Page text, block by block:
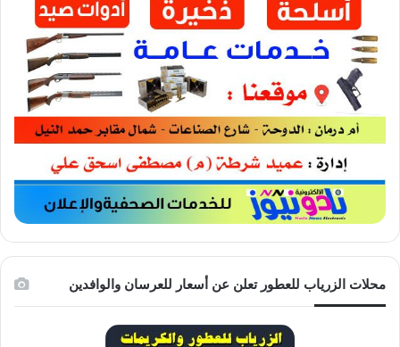
محلات الزرياب للعطور تعلن عن أسعار للعرسان والوافدين